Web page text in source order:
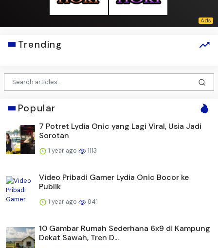
Trending
Popular
7 Potret Lydia Onic yang Lagi Viral, Usia Jadi
Sorotan
1 year ago 1113
Video Pribadi Gamer Lydia Onic Bocor ke
Publik
1 year ago 841
10 Gambar Rumah Sederhana 6x9 di Kampung
Dekat Sawah, Tren D...